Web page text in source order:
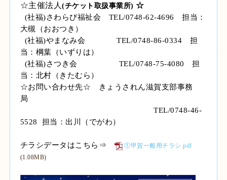
☆主催法人(チケット取扱事業所)☆
(社福)さわらび福祉会 TEL/0748-62-4696
担当：
大槻（おおつき）
(社福)やまなみ会TEL/0748-86-0334 担
当：棡葉（いずりは）
(社福)さつき会 TEL/0748-75-4080
担
当：北村（きたむら）
☆お問い合わせ先☆ きょうされん滋賀支部事務
局
TEL/0748-46-
5528
担当：出川（でがわ）
チラシデータはこちら⇒
①甲賀一般用チラシ.pdf
(1.08MB)